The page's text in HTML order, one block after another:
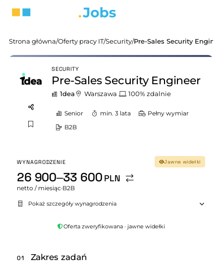
Strona główna/Oferty pracy IT/Security/Pre-Sales Security
SECURITY
Pre-Sales Security Engineer
1dea Warszawa 100% zdalnie
Senior min. 3 lata
Pełny wymiar
B2B
WYNAGRODZENIE Jawne widełki
26 900–33 600 PLN
netto / miesiąc·B2B
Pokaż szczegóły wynagrodzenia
Oferta zweryfikowana · jawne widełki
01 Zakres zadań